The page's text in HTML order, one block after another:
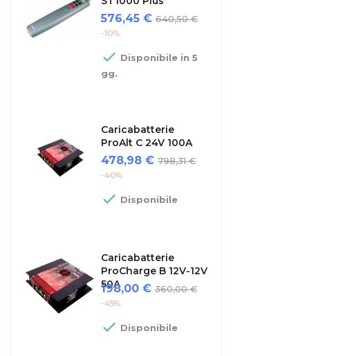
Prezzo
576,45 € Prezzo
640,50 €
-10%
 Disponibile in 5
gg.
Caricabatterie
ProAlt C 24V 100A
Prezzo
478,98 € Prezzo
798,31 €
-40%
 Disponibile
Caricabatterie
ProCharge B 12V-12V
50A
Prezzo
198,00 € Prezzo
360,00 €
-45%
 Disponibile